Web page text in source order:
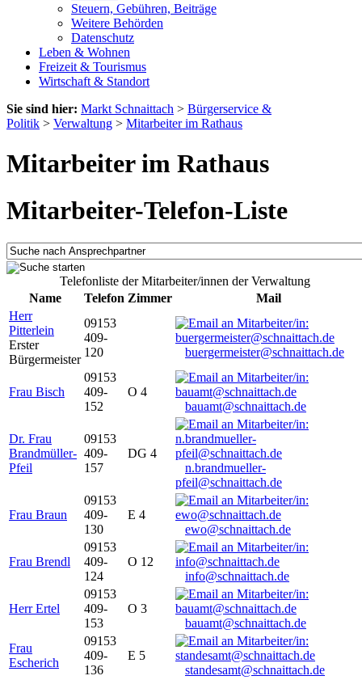
Steuern, Gebühren, Beiträge
Weitere Behörden
Datenschutz
Leben & Wohnen
Freizeit & Tourismus
Wirtschaft & Standort
Sie sind hier: Markt Schnaittach > Bürgerservice &
Politik > Verwaltung > Mitarbeiter im Rathaus
Mitarbeiter im Rathaus
Mitarbeiter-Telefon-Liste
Telefonliste der Mitarbeiter/innen der Verwaltung
Name
Telefon Zimmer
Mail
Herr
Pitterlein
Erster
Bürgermeister
09153
409-
120
buergermeister@schnaittach.de
Frau Bisch
09153
409-
152
O 4
bauamt@schnaittach.de
Dr. Frau
Brandmüller-
Pfeil
09153
409-
157
DG 4
n.brandmueller-
pfeil@schnaittach.de
Frau Braun
09153
409-
130
E 4
ewo@schnaittach.de
Frau Brendl
09153
409-
124
O 12
info@schnaittach.de
Herr Ertel
09153
409-
153
O 3
bauamt@schnaittach.de
Frau
Escherich
09153
409-
136
E 5
standesamt@schnaittach.de